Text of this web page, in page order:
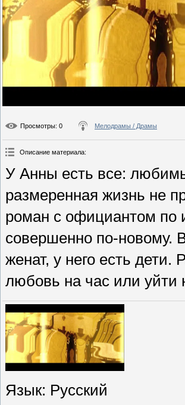
Просмотры: 0 Мелодрамы / Драмы
Описание материала:
У Анны есть все:
размеренная жизнь не
роман с официантом по
совершенно по-новому.
женат, у него есть дети.
любовь на час или уйти
Язык: Русский